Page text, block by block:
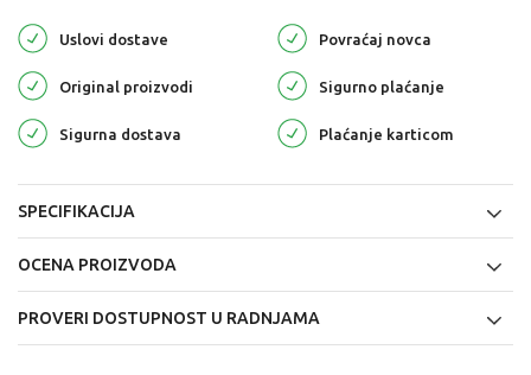
Uslovi dostave Povraćaj novca
Original proizvodi Sigurno plaćanje
Sigurna dostava Plaćanje karticom
SPECIFIKACIJA
OCENA PROIZVODA
PROVERI DOSTUPNOST U RADNJAMA